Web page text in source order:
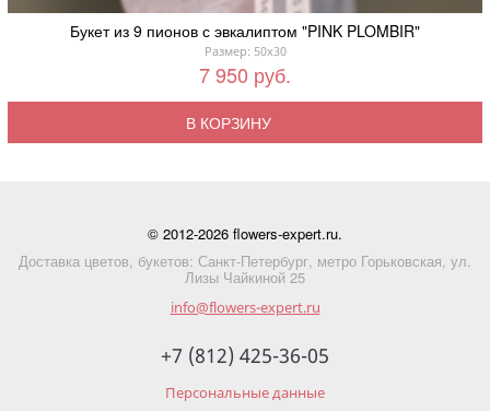
Букет из 9 пионов с эвкалиптом "PINK PLOMBIR"
Размер: 50x30
7 950 руб.
В КОРЗИНУ
© 2012-2026 flowers-expert.ru.
Доставка цветов, букетов: Санкт-Петербург, метро Горьковская, ул.
Лизы Чайкиной 25
info@flowers-expert.ru
+7 (812) 425-36-05
Персональные данные